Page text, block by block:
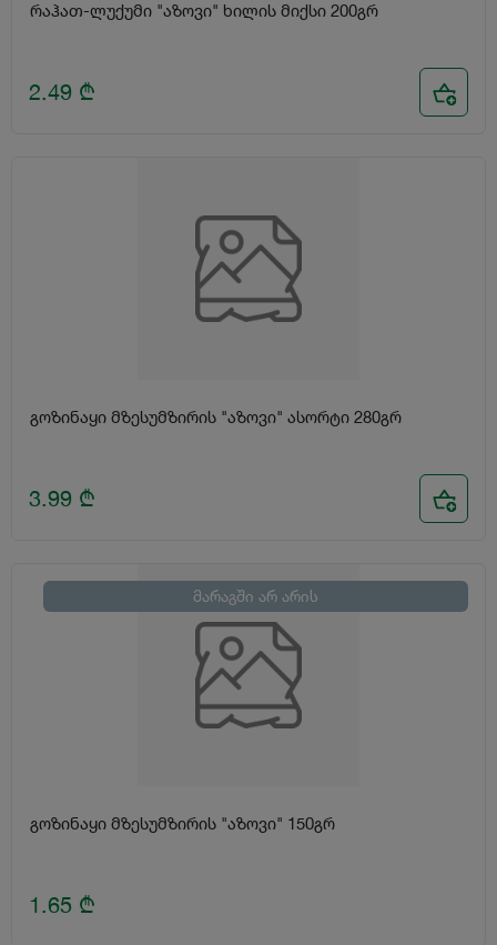
რაჰათ-ლუქუმი "აზოვი" ხილის მიქსი 200გრ
2.49 ₾
გოზინაყი მზესუმზირის "აზოვი" ასორტი 280გრ
3.99 ₾
მარაგში არ არის
გოზინაყი მზესუმზირის "აზოვი" 150გრ
1.65 ₾